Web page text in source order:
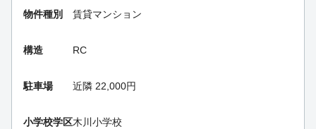
物件種別 賃貸マンション
構造 RC
駐車場 近隣 22,000円
小学校学区木川小学校